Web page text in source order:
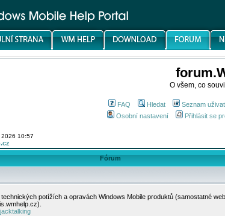
O všem, co
FAQ Hledat Seznam
Osobní nastavení
Přihlásit se
10:57
Fórum
potížích a opravách Windows Mobile produktů (samostatné
jacktalking